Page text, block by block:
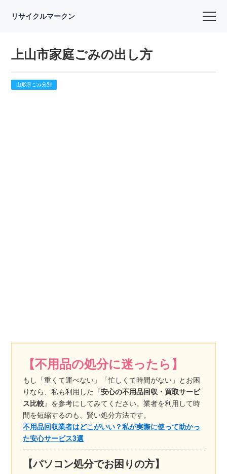
リサイクルマークン
上山市家庭ごみの出し方
山形県ごみ分別
【不用品の処分に迷ったら】
もし「重くて運べない」「忙しくて時間がない」とお困
りなら、私も利用した『安心の不用品回収・買取サービ
ス比較』を参考にしてみてください。業者を利用して時
間を短縮するのも、賢い処分方法です。
不用品回収業者はどこがいい？私が実際に使って助かっ
た安心サービス3選
【パソコン処分でお困りの方】